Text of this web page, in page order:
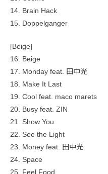
14. Brain Hack
15. Doppelganger
[Beige]
16. Beige
17. Monday feat. 田中光
18. Make It Last
19. Cool feat. maco marets
20. Busy feat. ZIN
21. Show You
22. See the Light
23. Money feat. 田中光
24. Space
25. Feel Food